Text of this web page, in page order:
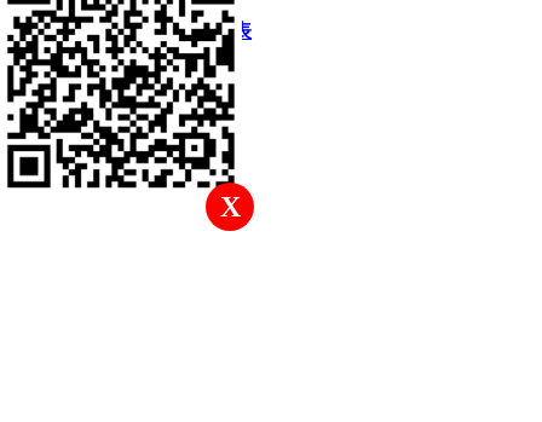
X
快速回復 返回頂部 返回列表